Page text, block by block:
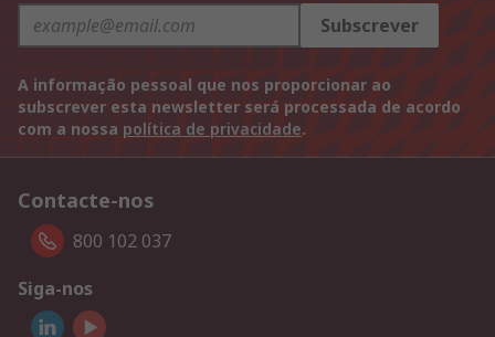
Subscrever
A informação pessoal que nos proporcionar ao
subscrever esta newsletter será processada de acordo
com a nossa política de privacidade.
Contacte-nos
800 102 037
Siga-nos